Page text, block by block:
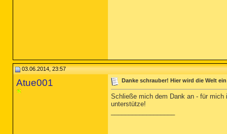
03.06.2014, 23:57
Atue001 Danke schrauber! Hier wird die Welt
Schließe mich dem Dank an - für
unterstütze!